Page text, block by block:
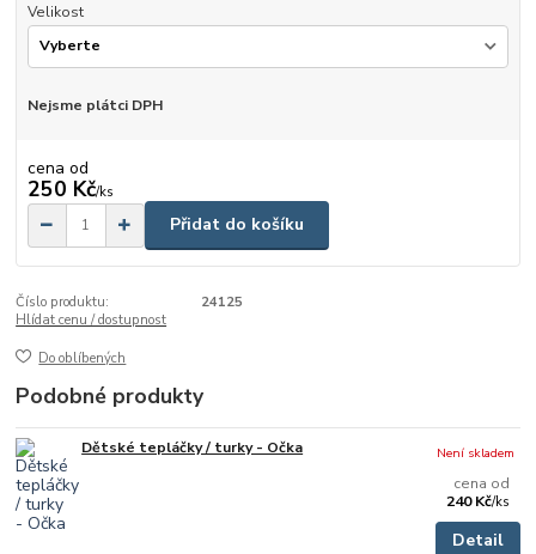
Velikost
Nejsme plátci DPH
cena od
250 Kč/ks
Přidat do košíku
Číslo produktu:
24125
Hlídat cenu / dostupnost
Do oblíbených
Podobné produkty
Dětské tepláčky / turky - Očka
cena od
240 Kč/ks
Není skladem
Detail